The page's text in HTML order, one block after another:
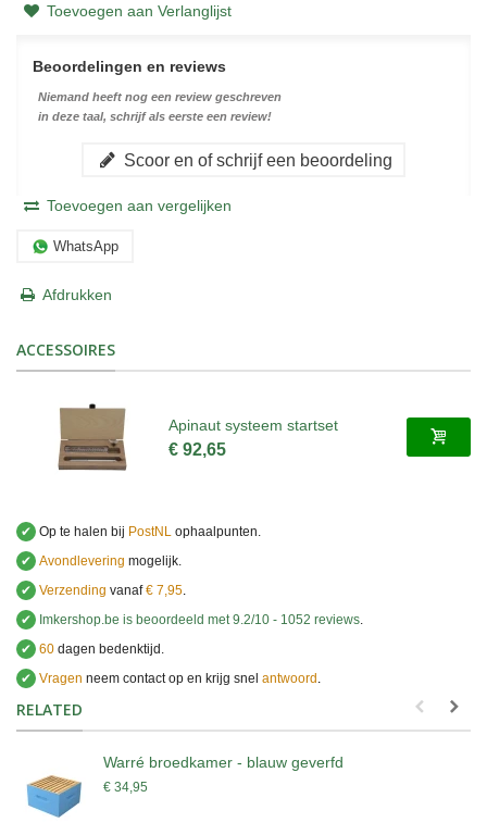
Toevoegen aan Verlanglijst
Beoordelingen en reviews
Niemand heeft nog een review geschreven
in deze taal, schrijf als eerste een review!
Scoor en of schrijf een beoordeling
Toevoegen aan vergelijken
WhatsApp
Afdrukken
ACCESSOIRES
Apinaut systeem startset
€ 92,65
✔ Op te halen bij PostNL ophaalpunten.
✔ Avondlevering mogelijk.
✔ Verzending vanaf€ 7,95.
✔
Imkershop.be is beoordeeld met9.2/10 - 1052 reviews.
✔ 60 dagen bedenktijd.
✔ Vragen neem contact op en krijg snel antwoord .
RELATED
Warré broedkamer - blauw geverfd
€ 34,95